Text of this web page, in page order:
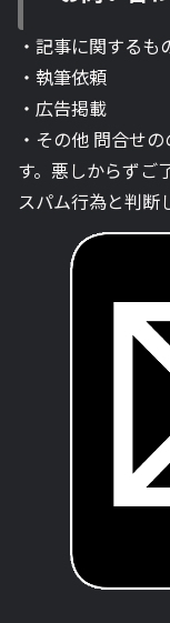
・記事に関するも
・執筆依頼
・広告掲載
・その他 問合せ
す。悪しからずご
スパム行為と判断